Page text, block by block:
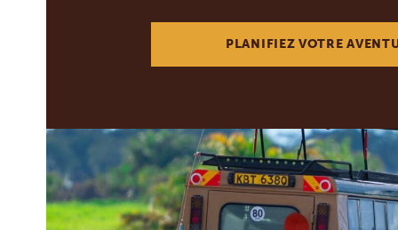
PLANIFIEZ VOTRE